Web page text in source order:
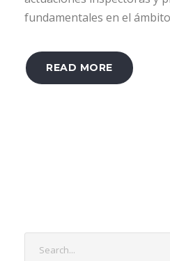
fundamentales en el
READ MORE